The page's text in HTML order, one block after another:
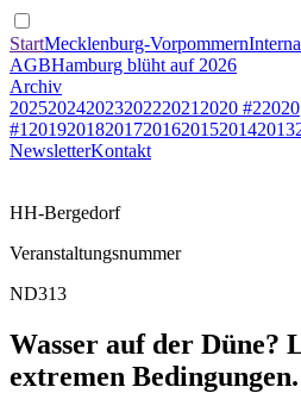
StartMecklenburg-Vorpommern
AGBHamburg blüht auf 2026
Archiv
20252024202320222021 2020 #22020
#1 2019201820172016201520142013
NewsletterKontakt
HH-Bergedorf
Veranstaltungsnummer
ND313
Wasser auf der Düne?
extremen Bedingungen.